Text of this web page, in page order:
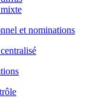
et nominations